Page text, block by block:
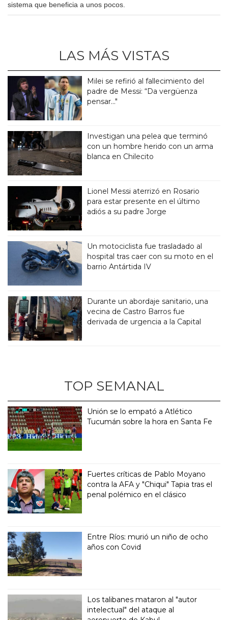
sistema que beneficia a unos pocos.
LAS MÁS VISTAS
Milei se refirió al fallecimiento del
padre de Messi: “Da vergüenza
pensar..."
Investigan una pelea que terminó
con un hombre herido con un arma
blanca en Chilecito
Lionel Messi aterrizó en Rosario
para estar presente en el último
adiós a su padre Jorge
Un motociclista fue trasladado al
hospital tras caer con su moto en el
barrio Antártida IV
Durante un abordaje sanitario, una
vecina de Castro Barros fue
derivada de urgencia a la Capital
TOP SEMANAL
Unión se lo empató a Atlético
Tucumán sobre la hora en Santa Fe
Fuertes críticas de Pablo Moyano
contra la AFA y "Chiqui" Tapia tras el
penal polémico en el clásico
Entre Ríos: murió un niño de ocho
años con Covid
Los talibanes mataron al "autor
intelectual" del ataque al